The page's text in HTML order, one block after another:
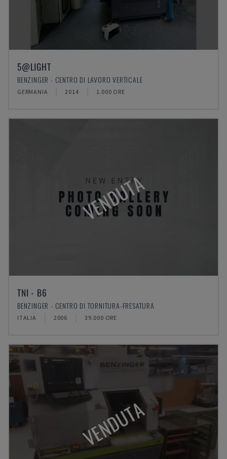
5@LIGHT
BENZINGER - CENTRO DI LAVORO VERTICALE
GERMANIA 2014 1.000 ORE
VENDUTA
TNI - B6
BENZINGER - CENTRO DI TORNITURA-FRESATURA
ITALIA 2006 39.000 ORE
VENDUTA